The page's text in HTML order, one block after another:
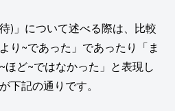
)」について述べる際は、比較
り~であった」であったり「ま
ほど~ではなかった」と表現し
下記の通りです。